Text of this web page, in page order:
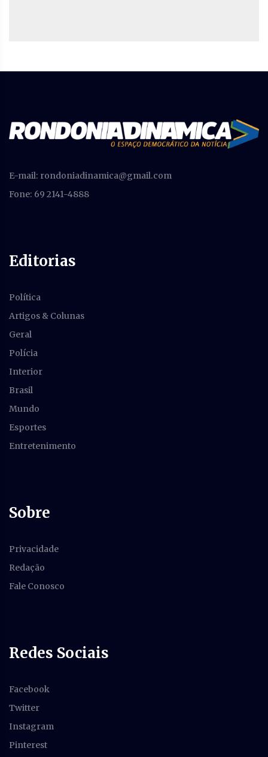
E-mail: rondoniadinamica@gmail.com
Fone: 69 2141-4888
Editorias
Política
Artigos & Colunas
Geral
Polícia
Interior
Brasil
Mundo
Esportes
Entretenimento
Sobre
Privacidade
Redação
Fale Conosco
Redes Sociais
Facebook
Twitter
Instagram
Pinterest